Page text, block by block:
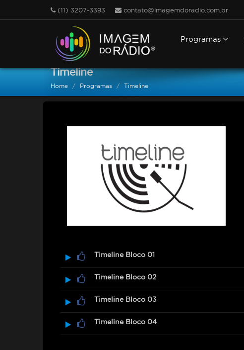
(11) 3207-3393 contato@imagemdoradio.com.br
Programas
Timeline
Home Programas Timeline
Timeline Bloco 01
Timeline Bloco 02
Timeline Bloco 03
Timeline Bloco 04